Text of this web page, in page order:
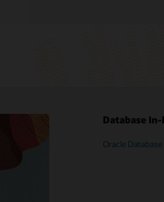
Database In-
Oracle
LiveLabsワーク
Oracle